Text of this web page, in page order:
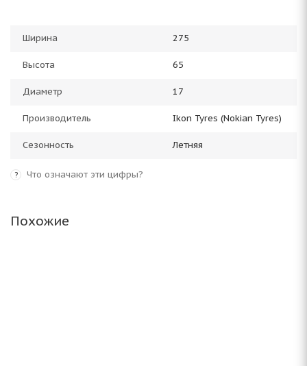
Ширина 275
Высота 65
Диаметр 17
Производитель Ikon Tyres (Nokian Tyres)
Сезонность Летняя
? Что означают эти цифры?
Похожие